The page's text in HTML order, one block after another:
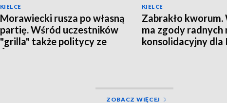
KIELCE
Morawiecki rusza po własną
partię. Wśród uczestników
"grilla" także politycy ze
Świętokrzyskiego
KIELCE
Zabrakło kworum.
ma zgody radnych
konsolidacyjny dla
ZOBACZ WIĘCEJ